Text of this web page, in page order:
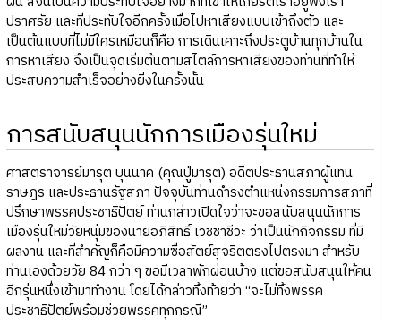
ปราศรัย และที่ประทับใจอีกครั้งเมื่อไปหาเสียงแบบเข้าถึงตัว และ
เป็นต้นแบบที่ไม่มีใครเหมือนก็คือ การเดินเคาะถึงประตูบ้านทุกบ้านใน
การหาเสียง จึงเป็นจุดเริ่มต้นตามสไตล์การหาเสียงของท่านที่ทำให้
ประสบความสำเร็จอย่างยิ่งในครั้งนั้น
การสนับสนุนนักการเมืองรุ่นใหม่
ศาสตราจารย์มารุต บุนนาค (คุณปู่มารุต) อดีตประธานสภาผู้แทน
ราษฎร และประธานรัฐสภา ปัจจุบันท่านดำรงตำแหน่งกรรมการสภาที่
ปรึกษาพรรคประชาธิปัตย์ ท่านกล่าวเปิดใจว่าจะขอสนับสนุนนักการ
เมืองรุ่นใหม่วัยหนุ่มของนายอภิสิทธิ์ เวชชาชีวะ ว่าเป็นนักกิจกรรม ที่มี
ผลงาน และที่สำคัญก็คือมีความซื่อสัตย์สุจริตตรงไปตรงมา สำหรับ
ท่านเองด้วยวัย 84 กว่า ๆ ขอมีเวลาพักผ่อนบ้าง แต่ขอสนับสนุนให้คน
อีกรุ่นหนึ่งเข้ามาทำงาน โดยได้กล่าวทิ้งท้ายว่า “จะไม่ทิ้งพรรค
ประชาธิปัตย์พร้อมช่วยพรรคทุกกรณี”